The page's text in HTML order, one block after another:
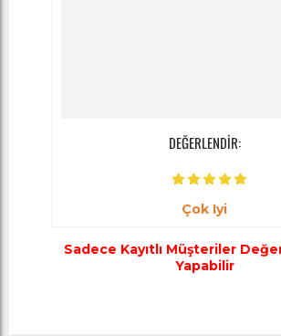
DEĞERLENDİR:
Çok Iyi
Sadece Kayıtlı Müşteriler
Yapabilir